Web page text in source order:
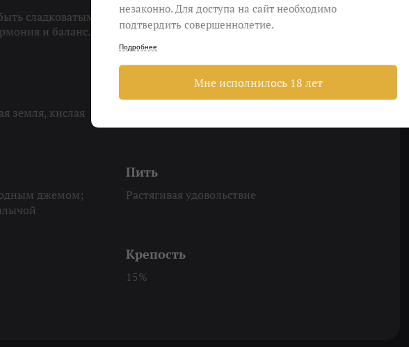
сладковатым и высокоалкогольным. Природа, суть, смысл его
и баланс. В этом сердце аппассименто. Не боритесь. Сдайтесь.
земля, кислая
джемом;
Пить
Растягивая удовольствие
Крепость
15%
незаконно. Для доступа на сайт необходимо
подтвердить совершеннолетие.
Подробнее
Мне исполнилось 18 лет